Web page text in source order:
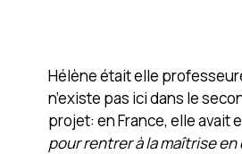
Hélène était elle
n’existe pas ici dans le
projet: en France, elle avait
pour rentrer à la maîtrise